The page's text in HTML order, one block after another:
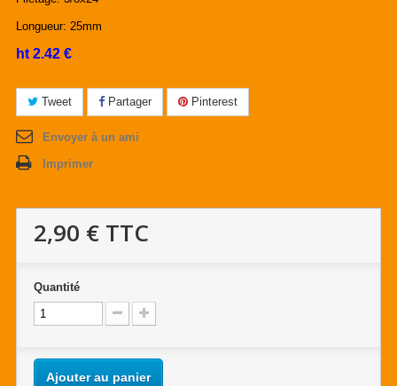
Longueur: 25mm
ht 2.42 €
Tweet Partager Pinterest
Envoyer à un ami
Imprimer
2,90 € TTC
Quantité
Ajouter au panier